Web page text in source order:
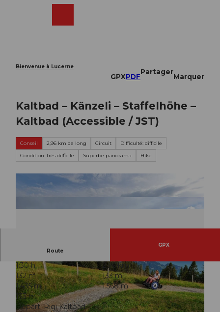
Bienvenue à Lucerne
GPXPDF
Partager
Marquer
Kaltbad – Känzeli – Staffelhöhe –
Kaltbad (Accessible / JST)
Conseil 2,96 km de long Circuit
Difficulté: difficile
Condition: très difficile
Superbe panorama Hike
Route
GPX
1:30 h
2,96 km
132 m
133 m
1.435 m
1.568 m
133 m
Départ: Rigi Kaltbad